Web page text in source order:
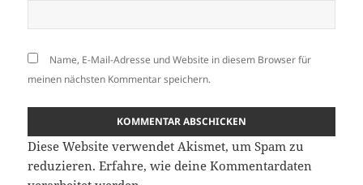
Name, E-Mail-Adresse und Website in diesem Browser für
meinen nächsten Kommentar speichern.
Diese Website verwendet Akismet, um Spam zu
reduzieren.Erfahre, wie deine Kommentardaten